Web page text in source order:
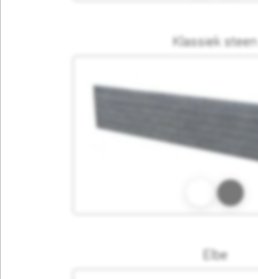
Klassiek steen
Elbe